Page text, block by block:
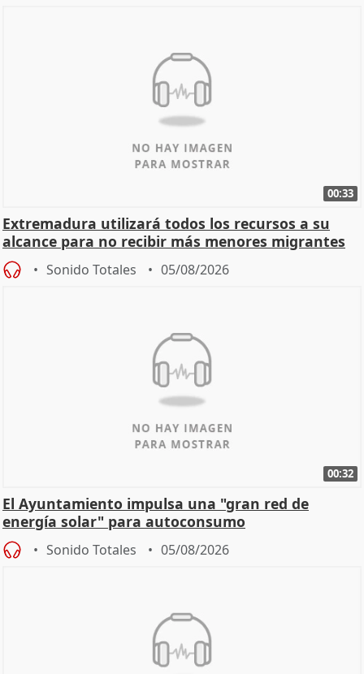
00:33
Extremadura utilizará todos los recursos a su
alcance para no recibir más menores migrantes
Sonido Totales 05/08/2026
00:32
El Ayuntamiento impulsa una "gran red de
energía solar" para autoconsumo
Sonido Totales 05/08/2026